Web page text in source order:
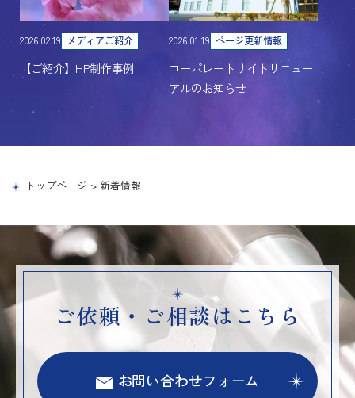
2026.02.19 メディアご紹介
【ご紹介】HP制作事例
2026.01.19 ページ更新情報
コーポレートサイトリニュー
アルのお知らせ
トップページ > 新着情報
ご依頼・ご相談はこちら
お問い合わせフォーム